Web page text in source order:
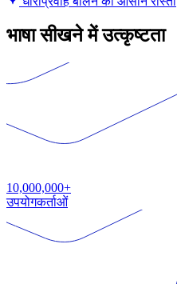
भाषा सीखने में उत्कृष्टता
10,000,000+
उपयोगकर्ताओं